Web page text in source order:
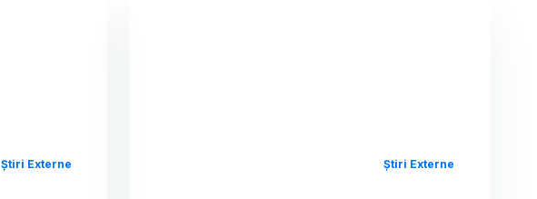
Știri Externe Știri Externe